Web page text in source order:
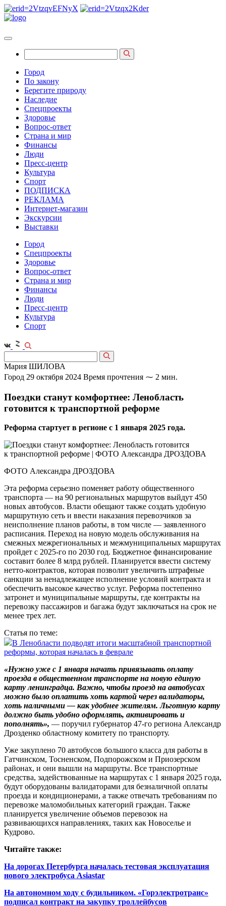
Город
По закону
Берегите природу
Наследие
Спецпроекты
Здоровье
Вопрос-ответ
Страна и мир
Финансы
Люди
Пресс-центр
Культура
Спорт
ПОДПИСКА
РЕКЛАМА
Интернет-магазин
Экскурсии
Выставки
Город
Спецпроекты
Здоровье
Вопрос-ответ
Страна и мир
Финансы
Люди
Пресс-центр
Культура
Спорт
Мария ШИЛОВА
Город 29 октября 2024 Время прочтения ⁓ 2 мин.
Поездки станут комфортнее: Ленобласть
готовится к транспортной реформе
Реформа стартует в регионе с 1 января 2025 года.
ФОТО Александра ДРОЗДОВА
Эта реформа серьезно поменяет работу общественного
транспорта — на 90 региональных маршрутов выйдут 450
новых автобусов. Власти обещают также создать удобную
маршрутную сеть и ввести наказания перевозчиков за
неисполнение планов работы, в том числе — заявленного
расписания. Переход на новую модель обслуживания на
смежных межрегиональных и межмуниципальных маршрутах
пройдет с 2025-го по 2030 год. Бюджетное финансирование
составит более 8 млрд рублей. Планируется ввести систему
нетто-контрактов, которая позволит увеличить штрафные
санкции за ненадлежащее исполнение условий контракта и
обеспечить высокое качество услуг. Реформа постепенно
затронет и муниципальные маршруты, где контракты на
перевозку пассажиров и багажа будут заключаться на срок не
менее трех лет.
Статья по теме:
В Ленобласти подводят итоги масштабной транспортной
реформы, которая началась в феврале
«Нужно уже с 1 января начать привязывать оплату
проезда в общественном транспорте на новую единую
карту ленинградца. Важно, чтобы проезд на автобусах
можно было оплатить хоть картой через валидаторы,
хоть наличными — как удобнее жителям. Льготную карту
должно быть удобно оформлять, активировать и
пополнять», — поручил губернатор 47‑го региона Александр
Дрозденко областному комитету по транспорту.
Уже закуплено 70 автобусов большого класса для работы в
Гатчинском, Тосненском, Подпорожском и Приозерском
районах, и они вышли на маршруты. Все транспортные
средства, задействованные на маршрутах с 1 января 2025 года,
будут оборудованы валидаторами для безналичной оплаты
проезда и кондиционерами, а также отвечать требованиям по
перевозке маломобильных категорий граждан. Также
планируется увеличение объемов перевозок на
развивающихся направлениях, таких как Новоселье и
Кудрово.
Читайте также:
На дорогах Петербурга началась тестовая эксплуатация
нового электробуса Asiastar
На автономном ходу с будильником. «Горэлектротранс»
подписал контракт на закупку троллейбусов